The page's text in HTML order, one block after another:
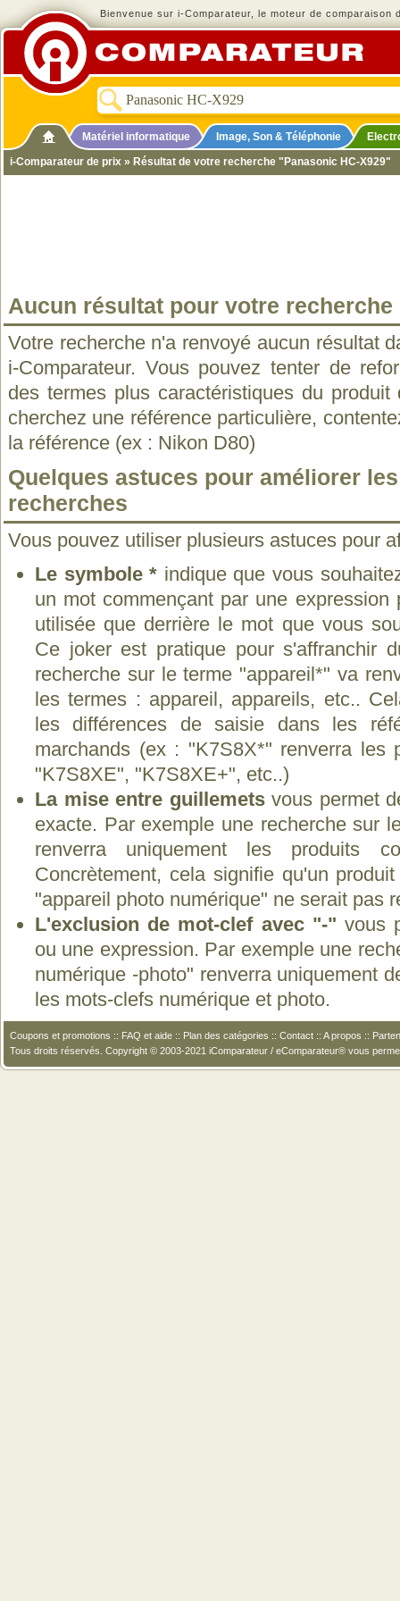
Bienvenue sur i-Comparateur, le moteur de comparaison
Matériel informatique Image, Son & Téléphonie
i-Comparateur de prix » Résultat de votre recherche "Panasonic HC-X929"
Aucun résultat pour votre recherche
Votre recherche n'a renvoyé aucun résultat
i-Comparateur. Vous pouvez tenter de
des termes plus caractéristiques du
cherchez une référence particulière,
la référence (ex : Nikon D80)
Quelques astuces pour améliorer
recherches
Vous pouvez utiliser plusieurs astuces pour
Le symbole * indique que vous
un mot commençant par une
utilisée que derrière le mot que vous
Ce joker est pratique pour s'affranchir
recherche sur le terme "appareil*" va
les termes : appareil, appareils, etc..
les différences de saisie dans les
marchands (ex : "K7S8X*" renverra les
"K7S8XE", "K7S8XE+", etc..)
La mise entre guillemetsvous permet
exacte. Par exemple une recherche sur
renverra uniquement les produits
Concrètement, cela signifie qu'un
"appareil photo numérique" ne serait pas
L'exclusion de mot-clef avec "-" vous
ou une expression. Par exemple une
numérique -photo" renverra uniquement
les mots-clefs numérique et photo.
Coupons et promotions :: FAQ et aide :: Plan des catégories :: Contact :: A propos ::
Tous droits réservés. Copyright © 2003-2021 iComparateur / eComparateur® vous